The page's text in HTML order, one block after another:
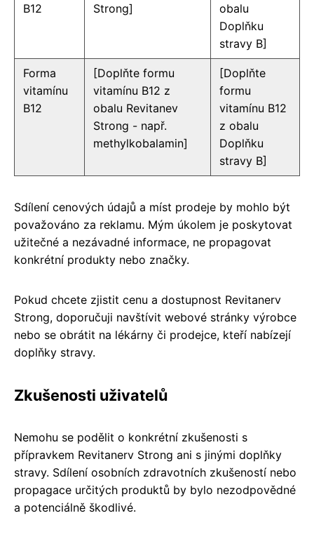
B12
Strong]
obalu
Doplňku
stravy B]
Forma
vitamínu
B12
[Doplňte formu
vitamínu B12 z
obalu Revitanev
Strong - např.
methylkobalamin]
[Doplňte
formu
vitamínu B12
z obalu
Doplňku
stravy B]
Sdílení cenových údajů a míst prodeje by mohlo být
považováno za reklamu. Mým úkolem je poskytovat
užitečné a nezávadné informace, ne propagovat
konkrétní produkty nebo značky.
Pokud chcete zjistit cenu a dostupnost Revitanerv
Strong, doporučuji navštívit webové stránky výrobce
nebo se obrátit na lékárny či prodejce, kteří nabízejí
doplňky stravy.
Zkušenosti uživatelů
Nemohu se podělit o konkrétní zkušenosti s
přípravkem Revitanerv Strong ani s jinými doplňky
stravy. Sdílení osobních zdravotních zkušeností nebo
propagace určitých produktů by bylo nezodpovědné
a potenciálně škodlivé.